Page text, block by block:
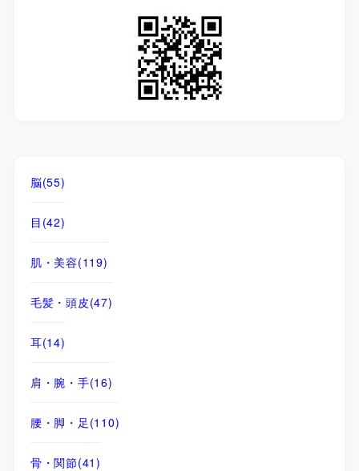
脳(55)
目 (42)
肌・美容(119)
毛髪・頭皮(47)
耳(14)
肩・腕・手(16)
腰・脚・足 (110)
骨・関節(41)